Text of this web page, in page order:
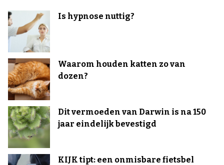
Is hypnose nuttig?
Waarom houden katten zo van
dozen?
Dit vermoeden van Darwin is na 150
jaar eindelijk bevestigd
KIJK tipt: een onmisbare fietsbel